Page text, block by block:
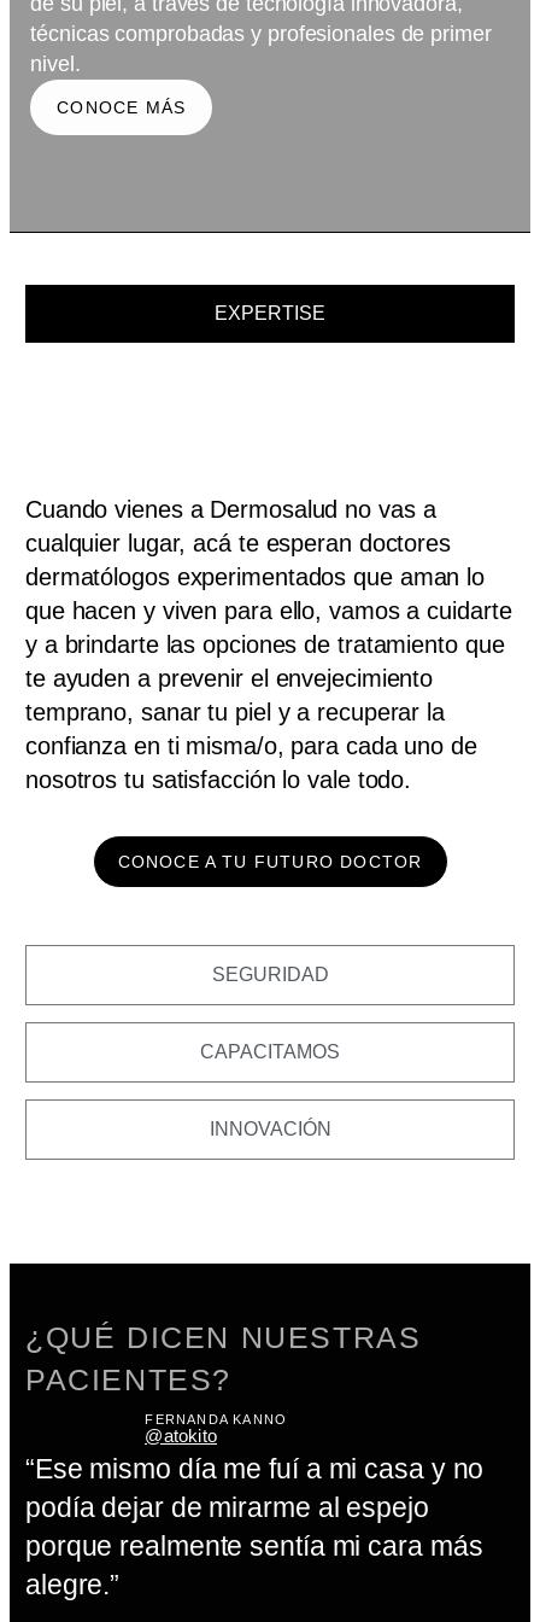
técnicas comprobadas y profesionales de primer
nivel.
CONOCE MÁS
EXPERTISE
SEGURIDAD
CAPACITAMOS
INNOVACIÓN
Cuando vienes a Dermosalud no vas a
cualquier lugar, acá te esperan doctores
dermatólogos experimentados que aman lo
que hacen y viven para ello, vamos a cuidarte
y a brindarte las opciones de tratamiento que
te ayuden a prevenir el envejecimiento
temprano, sanar tu piel y a recuperar la
confianza en ti misma/o, para cada uno de
nosotros tu satisfacción lo vale todo.
CONOCE A TU FUTURO DOCTOR
¿QUÉ DICEN NUESTRAS
PACIENTES?
FERNANDA KANNO
@atokito
“Ese mismo día me fuí a mi casa y no
podía dejar de mirarme al espejo
porque realmente sentía mi cara más
alegre.”